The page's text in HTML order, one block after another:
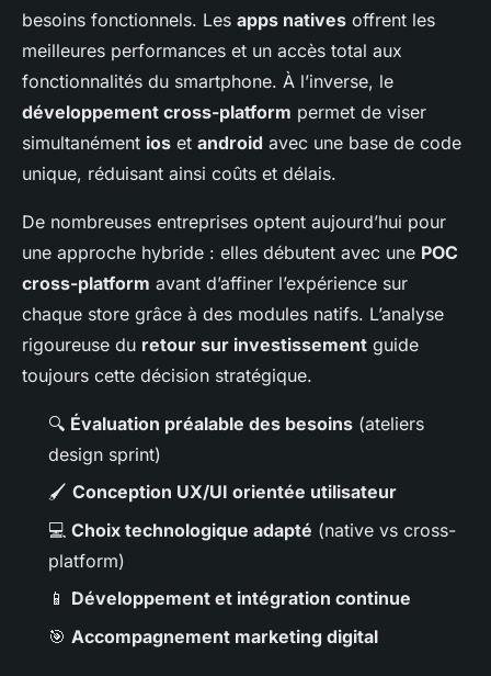
besoins fonctionnels. Les apps natives offrent les
meilleures performances et un accès total aux
fonctionnalités du smartphone. À l’inverse, le
développement cross-platform permet de viser
simultanément ios et android avec une base de code
unique, réduisant ainsi coûts et délais.
De nombreuses entreprises optent aujourd’hui pour
une approche hybride : elles débutent avec une POC
cross-platform avant d’affiner l’expérience sur
chaque store grâce à des modules natifs. L’analyse
rigoureuse du retour sur investissement guide
toujours cette décision stratégique.
🔍 Évaluation préalable des besoins (ateliers
design sprint)
🖌️ Conception UX/UI orientée utilisateur
💻 Choix technologique adapté (native vs cross-
platform)
📱 Développement et intégration continue
🎯 Accompagnement marketing digital